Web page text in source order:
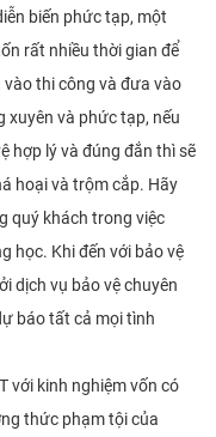
biến phức tạp, một
rất nhiều thời gian để
thi công và đưa vào
xuyên và phức tạp, nếu
hợp lý và đúng đắn thì sẽ
hoại và trộm cắp. Hãy
quý khách trong việc
học. Khi đến với bảo vệ
dịch vụ bảo vệ chuyên
báo tất cả mọi tình
với kinh nghiệm vốn có
thức phạm tội của